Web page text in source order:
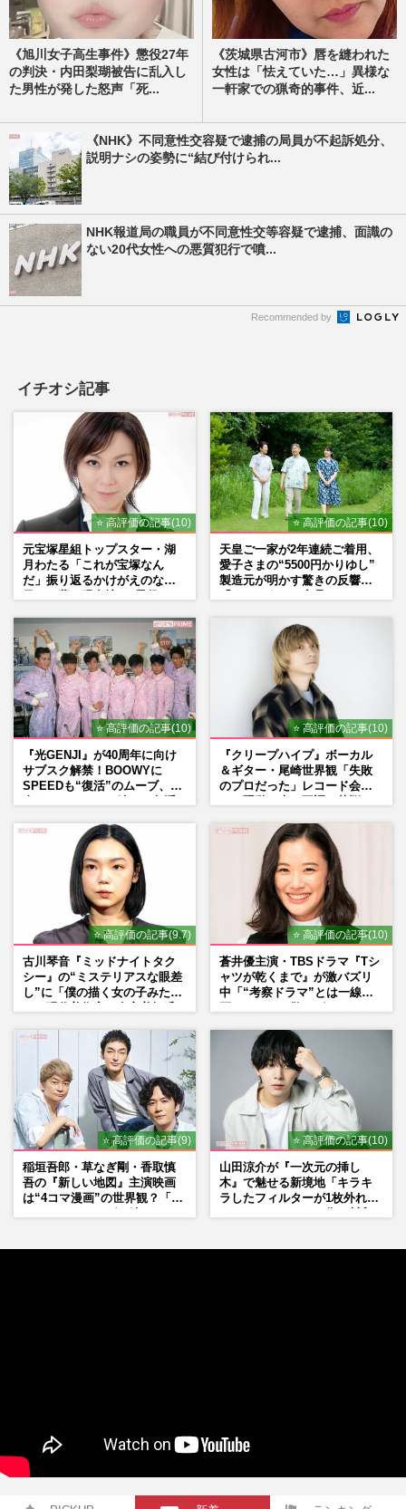
《旭川女子高生事件》懲役27年
の判決・内田梨瑚被告に乱入し
た男性が発した怒声「死...
《茨城県古河市》唇を縫われた
女性は「怯えていた…」異様な
一軒家での猟奇的事件、近...
《NHK》不同意性交容疑で逮捕の局員が不起訴処分、
説明ナシの姿勢に“結び付けられ...
NHK報道局の職員が不同意性交等容疑で逮捕、面識の
ない20代女性への悪質犯行で噴...
Recommended by
イチオシ記事
⭐ 高評価の記事(10)
元宝塚星組トップスター・湖
月わたる「これが宝塚なん
だ」振り返るかけがえのない
⭐ 高評価の記事(10)
天皇ご一家が2年連続ご着用、
愛子さまの“5500円かりゆし”
製造元が明かす驚きの反響
⭐ 高評価の記事(10)
『光GENJI』が40周年に向け
サブスク解禁！BOOWYに
SPEEDも“復活”のムーブ、本
⭐ 高評価の記事(10)
『クリープハイプ』ボーカル
＆ギター・尾崎世界観「失敗
のプロだった」レコード会社
⭐ 高評価の記事(9.7)
古川琴音『ミッドナイトタク
シー』の“ミステリアスな眼差
し”に「僕の描く女の子みた
⭐ 高評価の記事(10)
蒼井優主演・TBSドラマ『Tシ
ャツが乾くまで』が激バズリ
中「“考察ドラマ”とは一線を
⭐ 高評価の記事(9)
稲垣吾郎・草なぎ剛・香取慎
吾の『新しい地図』主演映画
は“4コマ漫画”の世界観？「フ
⭐ 高評価の記事(10)
山田涼介が『一次元の挿し
木』で魅せる新境地「キラキ
ラしたフィルターが1枚外れて